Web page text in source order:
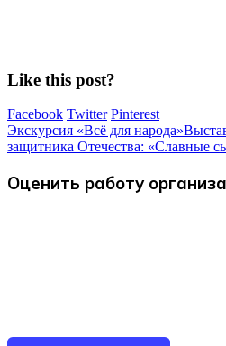
Like this post?
Facebook Twitter Pinterest
Экскурсия «Всё для народа»
защитника Отечества: «Славные
Оценить работу